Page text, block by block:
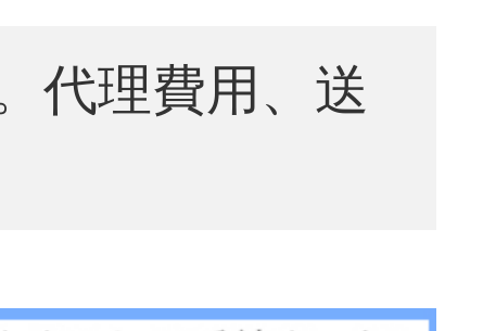
代理費用、送